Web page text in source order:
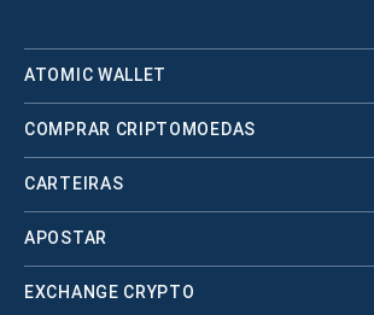
ATOMIC WALLET
COMPRAR CRIPTOMOEDAS
CARTEIRAS
APOSTAR
EXCHANGE CRYPTO